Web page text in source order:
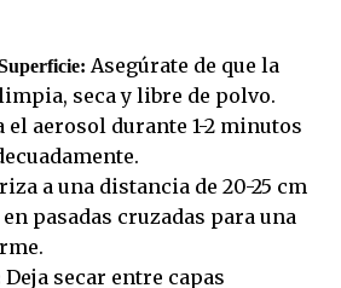
Asegúrate de que la
seca y libre de polvo.
el aerosol durante 1-2 minutos
a una distancia de 20-25 cm
pasadas cruzadas para una
Deja secar entre capas